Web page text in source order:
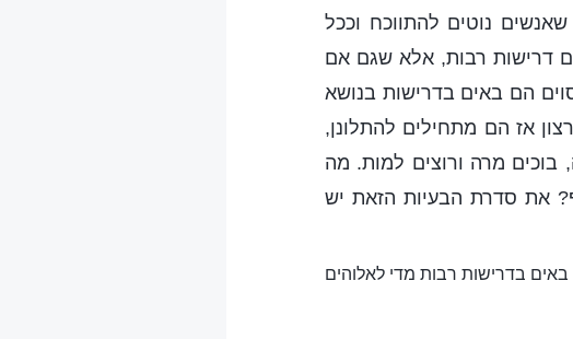
נוטים להתווכח וככל
דרישות רבות, אלא שגם אם
הם באים בדרישות בנושא
אז הם מתחילים להתלונן,
בוכים מרה ורוצים למות. מה
את סדרת הבעיות הזאת יש
בדרישות רבות מדי לאלוהים